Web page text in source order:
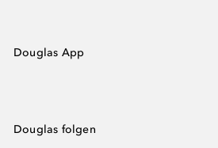
Douglas App
Douglas folgen